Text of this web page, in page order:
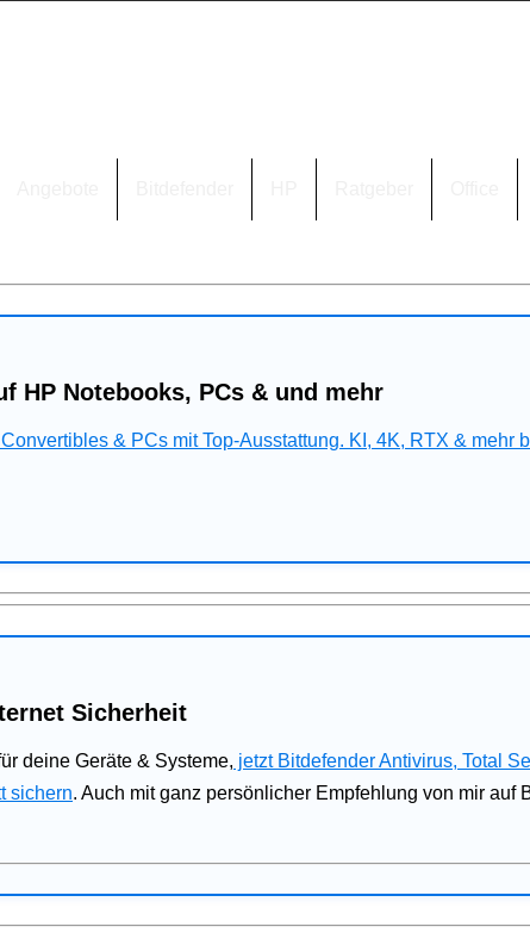
HP Notebooks, PCs & und mehr
& PCs mit Top-Ausstattung. KI, 4K, RTX & mehr
Sicherheit
deine Geräte & Systeme, jetzt Bitdefender Antivirus, Total
sichern. Auch mit ganz persönlicher Empfehlung von mir auf